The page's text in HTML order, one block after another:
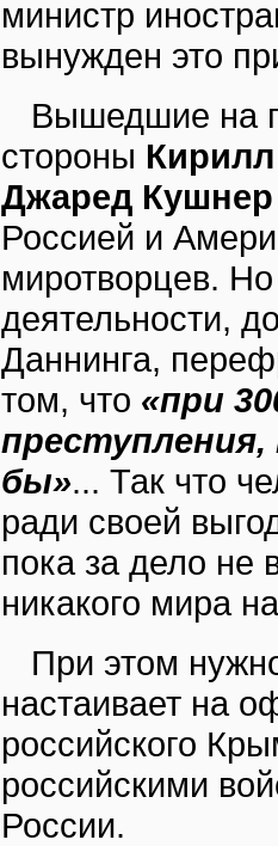
министр
вынужден это
Вышедшие на
стороны
Джаред Кушнер
Россией и
миротворцев.
деятельности,
Даннинга,
том, что «при
бы»... Так что
ради своей
пока за дело не
никакого мира
При этом
настаивает на
российского
российскими
России.